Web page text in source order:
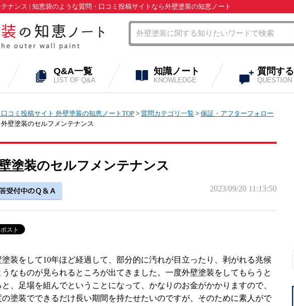
ナンス | 知恵袋のような質問・口コミ投稿サイトなら外壁塗装の知恵ノート
Q&A一覧
LIST OF Q&A
知識ノート
KNOWLEDGE
質問する
QUESTION
コミ投稿サイト 外壁塗装の知恵ノートTOP > 質問カテゴリ一覧 > 保証・アフターフォロー
外壁塗装のセルフメンテナンス
塗装のセルフメンテナンス
2023/09/20 11:13:50
塗装をして10年ほど経過して、部分的に汚れが目立ったり、剥がれる兆候
うなものが見られるところが出てきました。一度外壁塗装をしてもらうと
と、足場を組んでということになって、かなりのお金がかかりますので、
の塗装でできるだけ長い期間を持たせたいのですが、そのために素人がで